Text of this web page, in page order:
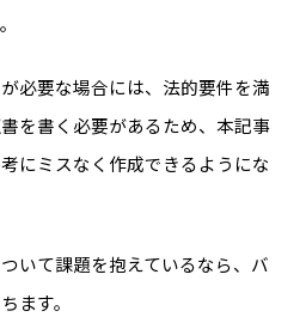
必要な場合には、法的要件を満
を書く必要があるため、本記事
にミスなく作成できるようにな
いて課題を抱えているなら、バ
ます。